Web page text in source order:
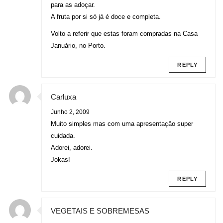
para as adoçar.
A fruta por si só já é doce e completa.
Volto a referir que estas foram compradas na Casa
Januário, no Porto.
REPLY
Carluxa
Junho 2, 2009
Muito simples mas com uma apresentação super
cuidada.
Adorei, adorei.
Jokas!
REPLY
VEGETAIS E SOBREMESAS